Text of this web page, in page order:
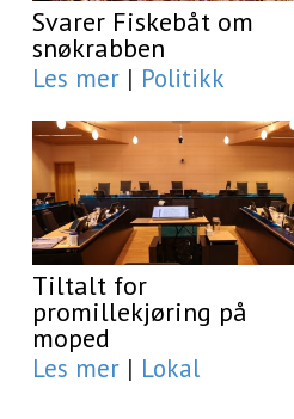
Svarer Fiskebåt om
snøkrabben
Les mer | Politikk
Tiltalt for
promillekjøring på
moped
Les mer | Lokal